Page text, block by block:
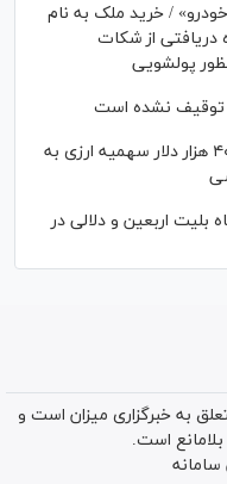
/ خرید ملک به نام
دریافتی از شکات
پولشویی
توقیف نشده است
جلوگیری از پرداخت ۳ میلیون و ۴۰۰ هزار دلار سهمیه ارزی به
بلیت اربعین و دلالی در
به خبرگزاری میزان است و
بلامانع است.
سامانه